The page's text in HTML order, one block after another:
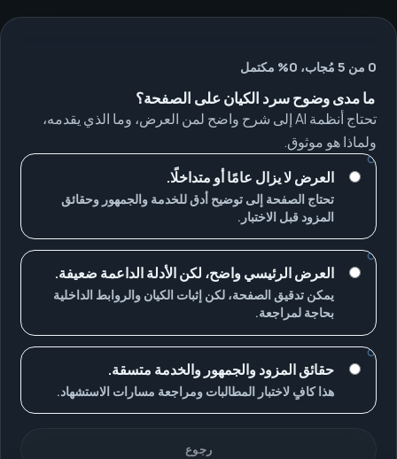
0 من 5 مُجاب، 0% مكتمل
ما مدى وضوح سرد الكيان على الصفحة؟
تحتاج أنظمة AI إلى شرح واضح لمن العرض، وما الذي يقدمه،
ولماذا هو موثوق.
العرض لا يزال عامًا أو متداخلًا.
تحتاج الصفحة إلى توضيح أدق للخدمة والجمهور وحقائق
المزود قبل الاختبار.
العرض الرئيسي واضح، لكن الأدلة الداعمة ضعيفة.
يمكن تدقيق الصفحة، لكن إثبات الكيان والروابط الداخلية
بحاجة لمراجعة.
حقائق المزود والجمهور والخدمة متسقة.
هذا كافٍ لاختبار المطالبات ومراجعة مسارات الاستشهاد.
رجوع